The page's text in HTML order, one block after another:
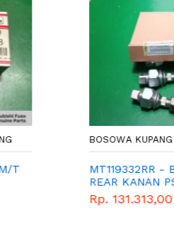
BOSOWA KUPANG -
MT119332RR -
REAR KANAN
BOT RODA
KANAN RAGASA -
Rp. 131.313,00